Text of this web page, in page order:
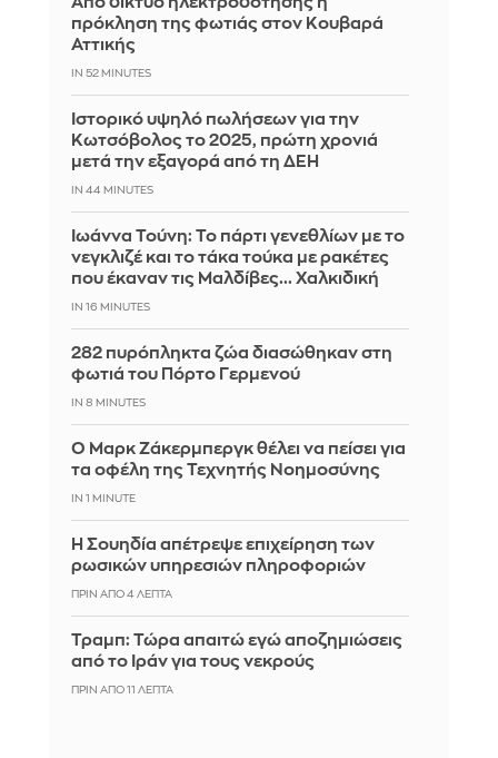
πρόκληση της φωτιάς στον Κουβαρά
Αττικής
IN 52 MINUTES
Ιστορικό υψηλό πωλήσεων για την
Κωτσόβολος το 2025, πρώτη χρονιά
μετά την εξαγορά από τη ΔΕΗ
IN 44 MINUTES
Ιωάννα Τούνη: Το πάρτι γενεθλίων με το
νεγκλιζέ και το τάκα τούκα με ρακέτες
που έκαναν τις Μαλδίβες... Χαλκιδική
IN 16 MINUTES
282 πυρόπληκτα ζώα διασώθηκαν στη
φωτιά του Πόρτο Γερμενού
IN 8 MINUTES
Ο Μαρκ Ζάκερμπεργκ θέλει να πείσει για
τα οφέλη της Τεχνητής Νοημοσύνης
IN 1 MINUTE
Η Σουηδία απέτρεψε επιχείρηση των
ρωσικών υπηρεσιών πληροφοριών
ΠΡΙΝ ΑΠΌ 4 ΛΕΠΤΆ
Τραμπ: Τώρα απαιτώ εγώ αποζημιώσεις
από το Ιράν για τους νεκρούς
ΠΡΙΝ ΑΠΌ 11 ΛΕΠΤΆ